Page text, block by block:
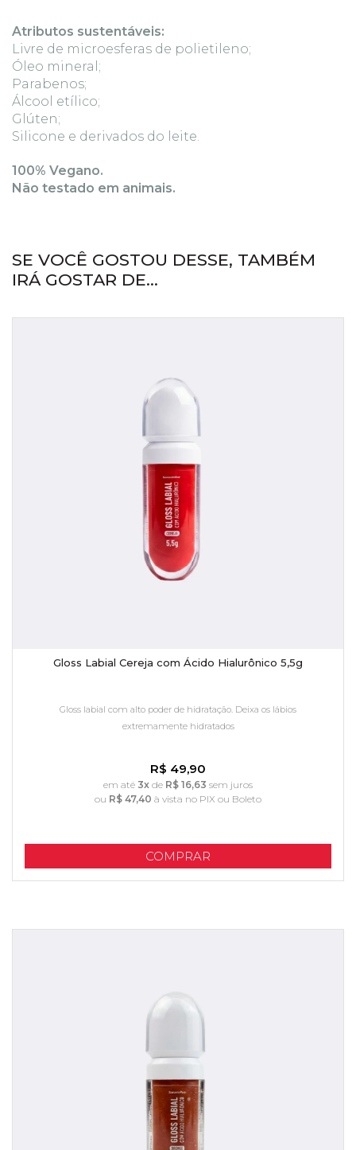
Atributos sustentáveis:
Livre de microesferas de polietileno;
Óleo mineral;
Parabenos;
Álcool etílico;
Glúten;
Silicone e derivados do leite.
100% Vegano.
Não testado em animais.
SE VOCÊ GOSTOU DESSE, TAMBÉM
IRÁ GOSTAR DE...
Gloss Labial Cereja com Ácido Hialurônico 5,5g
Gloss labial com alto poder de hidratação. Deixa os lábios
extremamente hidratados
R$ 49,90
em até 3x de R$ 16,63 sem juros
ou R$ 47,40 à vista no PIX ou Boleto
COMPRAR